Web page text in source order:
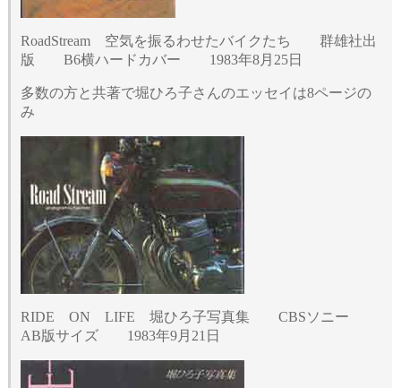
RoadStream 空気を振るわせたバイクたち 群雄社出
版 B6横ハードカバー 1983年8月25日
多数の方と共著で堀ひろ子さんのエッセイは8ページの
み
RIDE ON LIFE 堀ひろ子写真集 CBSソニー
AB版サイズ 1983年9月21日